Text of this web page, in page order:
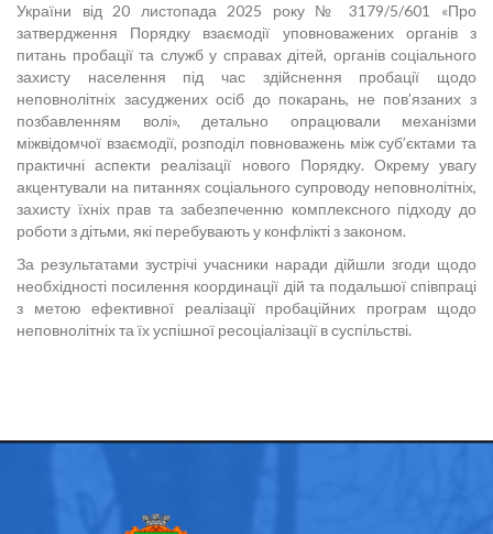
України від 20 листопада 2025 року № 3179/5/601 «Про
затвердження Порядку взаємодії уповноважених органів з
питань пробації та служб у справах дітей, органів соціального
захисту населення під час здійснення пробації щодо
неповнолітніх засуджених осіб до покарань, не пов’язаних з
позбавленням волі», детально опрацювали механізми
міжвідомчої взаємодії, розподіл повноважень між суб’єктами та
практичні аспекти реалізації нового Порядку. Окрему увагу
акцентували на питаннях соціального супроводу неповнолітніх,
захисту їхніх прав та забезпеченню комплексного підходу до
роботи з дітьми, які перебувають у конфлікті з законом.
За результатами зустрічі учасники наради дійшли згоди щодо
необхідності посилення координації дій та подальшої співпраці
з метою ефективної реалізації пробаційних програм щодо
неповнолітніх та їх успішної ресоціалізації в суспільстві.